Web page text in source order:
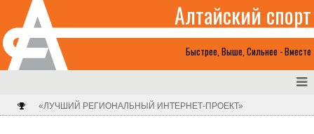
Быстрее, Выше, Сильнее - Вместе
Алтайский спорт
«ЛУЧШИЙ РЕГИОНАЛЬНЫЙ ИНТЕРНЕТ-ПРОЕКТ»